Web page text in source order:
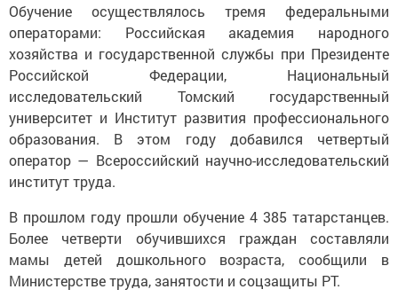
Обучение осуществлялось тремя федеральными
операторами: Российская академия народного
хозяйства и государственной службы при Президенте
Российской Федерации, Национальный
исследовательский Томский государственный
университет и Институт развития профессионального
образования. В этом году добавился четвертый
оператор — Всероссийский научно-исследовательский
институт труда.
В прошлом году прошли обучение 4 385 татарстанцев.
Более четверти обучившихся граждан составляли
мамы детей дошкольного возраста, сообщили в
Министерстве труда, занятости и соцзащиты РТ.